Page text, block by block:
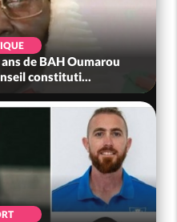
de BAH Oumarou
constituti...